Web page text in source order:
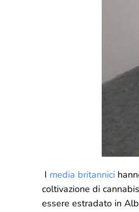
I media britannici
coltivazione di
essere estradato in